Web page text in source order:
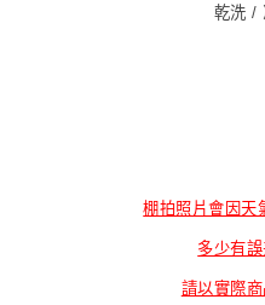
乾洗 /
棚拍照片會因天
多少有
請以實際